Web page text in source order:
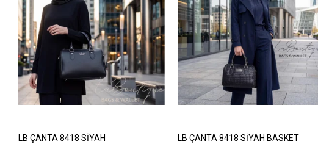
LB ÇANTA 8418 SİYAH LB ÇANTA 8418 SİYAH BASKET